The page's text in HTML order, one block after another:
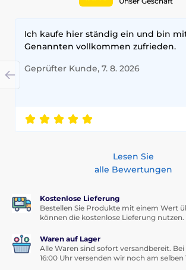
Ich kaufe hier ständig ein und bin
Genannten vollkommen zufrieden.
Geprüfter Kunde, 7. 8. 2026
Lesen Sie
alle Bewertungen
Kostenlose Lieferung
Bestellen Sie Produkte mit einem Wert
können die kostenlose Lieferung nutzen.
Waren auf Lager
Alle Waren sind sofort versandbereit.
16:00 Uhr versenden wir noch am selben